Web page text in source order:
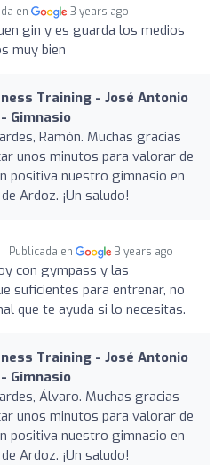
en 3 years ago
gin y es guarda los medios
muy bien
Training - José Antonio
Gimnasio
Ramón. Muchas gracias
unos minutos para valorar de
positiva nuestro gimnasio en
Ardoz. ¡Un saludo!
Publicada en 3 years ago
con gympass y las
suficientes para entrenar, no
que te ayuda si lo necesitas.
Training - José Antonio
Gimnasio
Álvaro. Muchas gracias
unos minutos para valorar de
positiva nuestro gimnasio en
Ardoz. ¡Un saludo!